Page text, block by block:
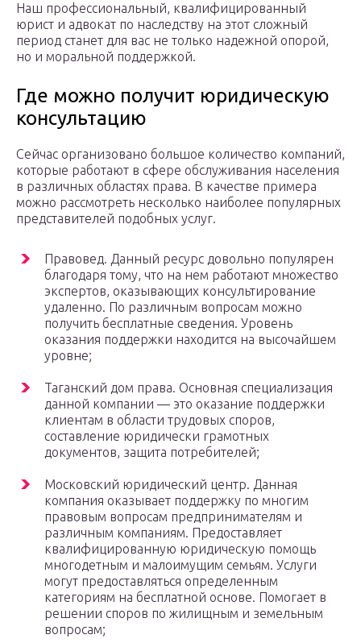
Наш профессиональный, квалифицированный
юрист и адвокат по наследству на этот сложный
период станет для вас не только надежной опорой,
но и моральной поддержкой.
Где можно получит юридическую
консультацию
Сейчас организовано большое количество компаний,
которые работают в сфере обслуживания населения
в различных областях права. В качестве примера
можно рассмотреть несколько наиболее популярных
представителей подобных услуг.
Правовед. Данный ресурс довольно популярен
благодаря тому, что на нем работают множество
экспертов, оказывающих консультирование
удаленно. По различным вопросам можно
получить бесплатные сведения. Уровень
оказания поддержки находится на высочайшем
уровне;
Таганский дом права. Основная специализация
данной компании — это оказание поддержки
клиентам в области трудовых споров,
составление юридически грамотных
документов, защита потребителей;
Московский юридический центр. Данная
компания оказывает поддержку по многим
правовым вопросам предпринимателям и
различным компаниям. Предоставляет
квалифицированную юридическую помощь
многодетным и малоимущим семьям. Услуги
могут предоставляться определенным
категориям на бесплатной основе. Помогает в
решении споров по жилищным и земельным
вопросам;